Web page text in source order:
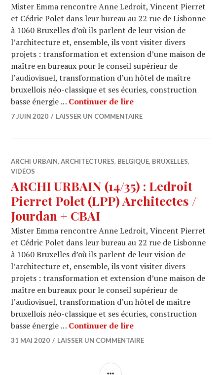
Mister Emma rencontre Anne Ledroit, Vincent Pierret
et Cédric Polet dans leur bureau au 22 rue de Lisbonne
à 1060 Bruxelles d’où ils parlent de leur vision de
l’architecture et, ensemble, ils vont visiter divers
projets : transformation et extension d’une maison de
maître en bureaux pour le conseil supérieur de
l’audiovisuel, transformation d’un hôtel de maître
bruxellois néo-classique et ses écuries, construction
basse énergie … Continuer de lireARCHI URBAIN (14/
7 JUIN 2020 LAISSER UN COMMENTAIRE
ARCHI URBAIN,ARCHITECTURES, BELGIQUE, BRUXELLES,
VIDÉOS
ARCHI URBAIN (14/35) : Ledroit
Pierret Polet (LPP) Architectes /
Jourdan + CBAI
Mister Emma rencontre Anne Ledroit, Vincent Pierret
et Cédric Polet dans leur bureau au 22 rue de Lisbonne
à 1060 Bruxelles d’où ils parlent de leur vision de
l’architecture et, ensemble, ils vont visiter divers
projets : transformation et extension d’une maison de
maître en bureaux pour le conseil supérieur de
l’audiovisuel, transformation d’un hôtel de maître
bruxellois néo-classique et ses écuries, construction
basse énergie … Continuer de lireARCHI URBAIN (14/
31 MAI 2020 LAISSER UN COMMENTAIRE
COLONNE